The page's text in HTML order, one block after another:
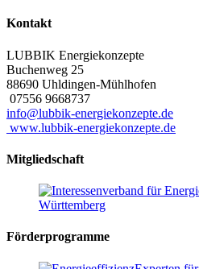
Kontakt
LUBBIK Energiekonzepte
Buchenweg 25
88690 Uhldingen-Mühlhofen
07556 9668737
info@lubbik-energiekonzepte.de
www.lubbik-energiekonzepte.de
Mitgliedschaft
Förderprogramme